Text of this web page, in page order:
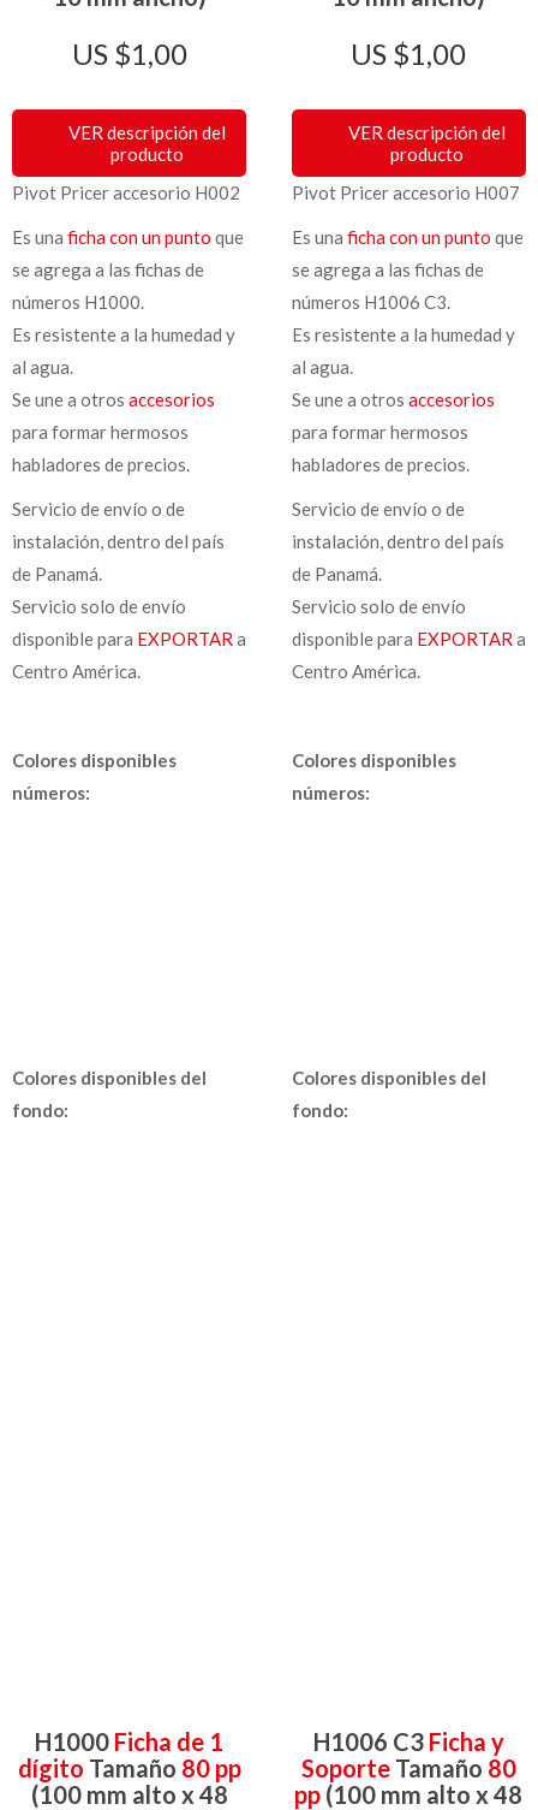
$1,00
VER descripción del
producto
Pivot Pricer accesorio H002
Es una ficha con un punto que
se agrega a las fichas de
números H1000.
Es resistente a la humedad y
al agua.
Se une a otros accesorios
para formar hermosos
habladores de precios.
Servicio de envío o de
instalación, dentro del país
de Panamá.
Servicio solo de envío
disponible para EXPORTAR a
Centro América.
Colores disponibles
números:
Colores disponibles del
fondo:
$1,00
VER descripción del
producto
Pivot Pricer accesorio H007
Es una ficha con un punto que
se agrega a las fichas de
números H1006 C3.
Es resistente a la humedad y
al agua.
Se une a otros accesorios
para formar hermosos
habladores de precios.
Servicio de envío o de
instalación, dentro del país
de Panamá.
Servicio solo de envío
disponible para EXPORTAR a
Centro América.
Colores disponibles
números:
Colores disponibles del
fondo:
H1000 Ficha de 1
dígito Tamaño 80 pp
(100 mm alto x 48
H1006 C3 Ficha y
SoporteTamaño 80
pp (100 mm alto x 48